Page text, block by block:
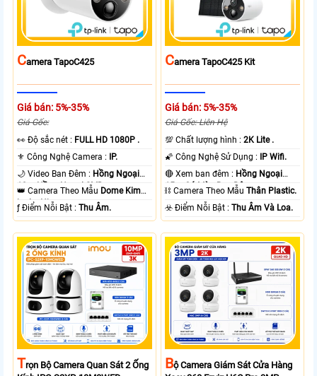
CAmera TapoC425
Giá bán: 5%-35%
Giá Gốc:
️👀 Độ sắc nét : FULL HD 1080P .
⚜️ Công Nghệ Camera :
IP.
🌙 Video Ban Đêm : Hồng Ngoại
10m Hồng Ngoại SMD.
👑 Camera Theo Mẫu Dome Kim
loại + Nhựa.
️ƒ Điểm Nỗi Bật :Thu Âm.
CAmera TapoC425 Kit
Giá bán: 5%-35%
Giá Gốc: Liên Hệ
💯 Chất lượng hình :2K Lite .
🌠 Công Nghệ Sử Dụng :
IP Wifi.
🔴 Xem ban đêm : Hồng Ngoại
15m Có Màu Ban Ðêm.
⛓ Camera Theo MẫuThân Plastic.
️☣️ Điểm Nỗi Bật :Thu Âm Và Loa.
TRọn Bộ Camera Quan Sát 2 Ống
BỘ Camera Giám Sát Cửa Hàng